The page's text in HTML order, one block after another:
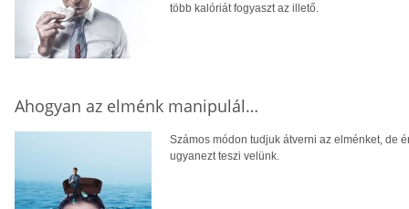
több kalóriát fogyaszt az illető.
Ahogyan az elménk manipulál…
Számos módon tudjuk átverni az elménket, de
ugyanezt teszi velünk.